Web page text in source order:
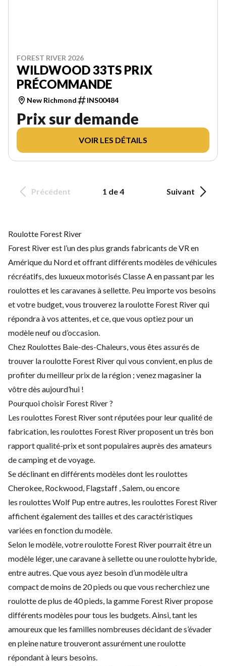
FOREST RIVER 2026
WILDWOOD 33TS PRIX
PRÉCOMMANDE
New Richmond INS00484
Prix sur demande
VOIR LES DÉTAILS
Précédent 1 de 4 Suivant
Roulotte Forest River
Forest River est l’un des plus grands fabricants de VR en
Amérique du Nord et offrant différents modèles de véhicules
récréatifs, des luxueux motorisés Classe A en passant par les
roulottes et les caravanes à sellette. Peu importe vos besoins
et votre budget, vous trouverez la roulotte Forest River qui
répondra à vos attentes, et ce, que vous optiez pour un
modèle neuf ou d’occasion.
Chez Roulottes Baie-des-Chaleurs, vous êtes assurés de
trouver la roulotte Forest River qui vous convient, en plus de
profiter du meilleur prix de la région ; venez magasiner la
vôtre dès aujourd’hui !
Pourquoi choisir Forest River ?
Les roulottes Forest River sont réputées pour leur qualité de
fabrication, les roulottes Forest River proposent un très bon
rapport qualité-prix et sont populaires auprès des amateurs
de camping et de voyage.
Se déclinant en différents modèles dont les roulottes
Cherokee, Rockwood, Flagstaff , Salem, ou encore
les roulottes Wolf Pup entre autres, les roulottes Forest River
affichent également des tailles et des caractéristiques
variées en fonction du modèle.
Selon le modèle, votre roulotte Forest River pourrait être un
modèle léger, une caravane à sellette ou une roulotte hybride,
entre autres. Que vous ayez besoin d’un modèle ultra
compact de moins de 20 pieds ou que vous recherchiez une
roulotte de plus de 40 pieds, la gamme Forest River propose
différents modèles pour tous les budgets. Ainsi, tant les
amoureux que les familles nombreuses décidant de s’évader
en pleine nature trouveront assurément une roulotte
répondant à leurs besoins.